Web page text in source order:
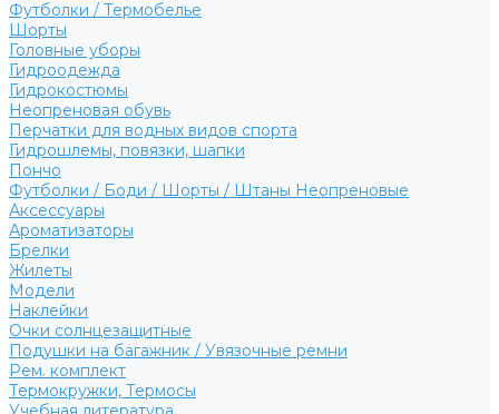
Футболки / Термобелье
Шорты
Головные уборы
Гидроодежда
Гидрокостюмы
Неопреновая обувь
Перчатки для водных видов спорта
Гидрошлемы, повязки, шапки
Пончо
Футболки / Боди / Шорты / Штаны Неопреновые
Аксессуары
Ароматизаторы
Брелки
Жилеты
Модели
Наклейки
Очки солнцезащитные
Подушки на багажник / Увязочные ремни
Рем. комплект
Термокружки, Термосы